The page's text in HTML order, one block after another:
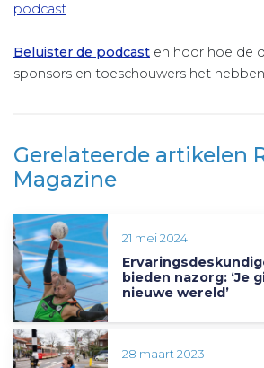
podcast.
Beluister de podcast en hoor hoe de
sponsors en toeschouwers het
Gerelateerde artikelen
Magazine
21 mei 2024
bieden nazorg: ‘Je
nieuwe wereld’
28 maart 2023